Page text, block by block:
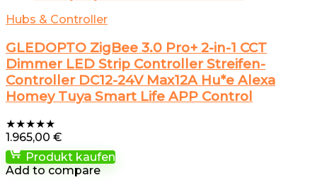
Hubs & Controller
GLEDOPTO ZigBee 3.0 Pro+ 2-in-1 CCT
Dimmer LED Strip Controller Streifen-
Controller DC12-24V Max12A Hu*e Alexa
Homey Tuya Smart Life APP Control
★★★★★
1.965,00 €
Produkt kaufen
Add to compare